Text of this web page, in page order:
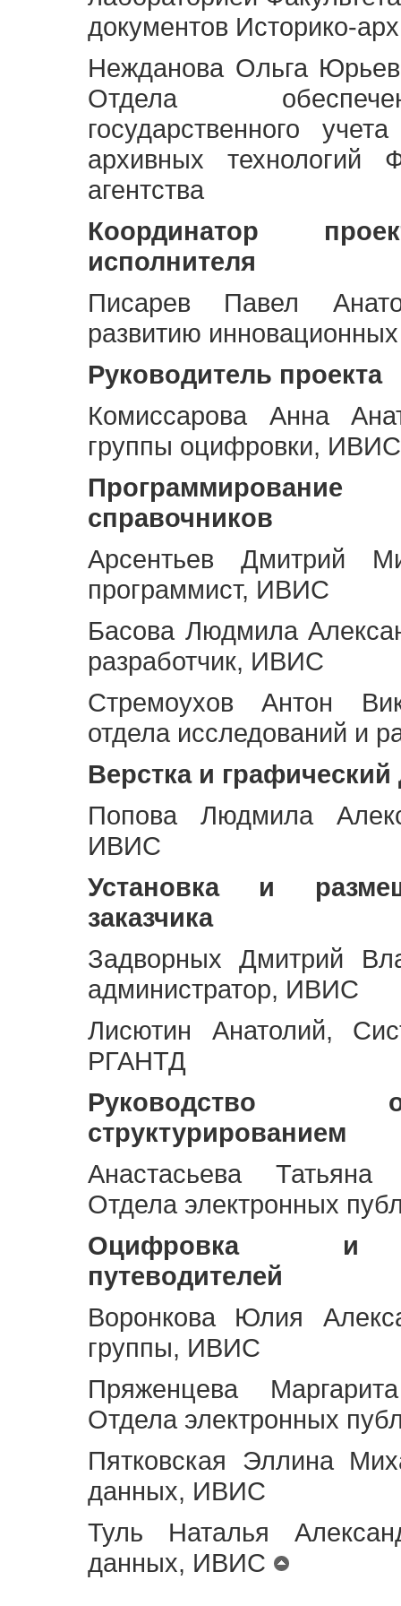
документов Историко-
Нежданова Ольга
Отдела
государственного
архивных технологий
агентства
Координатор
исполнителя
Писарев Павел
развитию
Руководитель проекта
Комиссарова Анна
группы оцифровки, ИВИС
Программирование
справочников
Арсентьев Дмитрий
программист, ИВИС
Басова Людмила
разработчик, ИВИС
Стремоухов Антон
отдела исследований и
Верстка и графический
Попова Людмила
ИВИС
Установка и
заказчика
Задворных Дмитрий
администратор, ИВИС
Лисютин Анатолий,
РГАНТД
Руководство
структурированием
Анастасьева Татьяна
Отдела электронных
Оцифровка и
путеводителей
Воронкова Юлия
группы, ИВИС
Пряженцева
Отдела электронных
Пятковская Эллина
данных, ИВИС
Туль Наталья
данных, ИВИС